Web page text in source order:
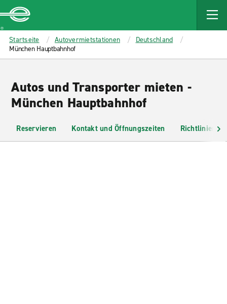
MAIN
CONTENT
Enterprise
Startseite Autovermietstationen
Deutschland
München Hauptbahnhof
Autos und Transporter mieten -
München Hauptbahnhof
Reservieren Kontakt und Öffnungszeiten Richtlinien